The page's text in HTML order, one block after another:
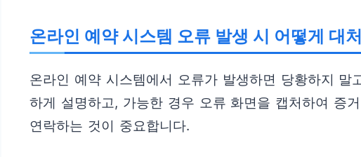
온라인 예약 시스템 오류 발생 시 어떻게 대
온라인 예약 시스템에서 오류가 발생하면 당황하지
하게 설명하고, 가능한 경우 오류 화면을 캡처하여 증
연락하는 것이 중요합니다.